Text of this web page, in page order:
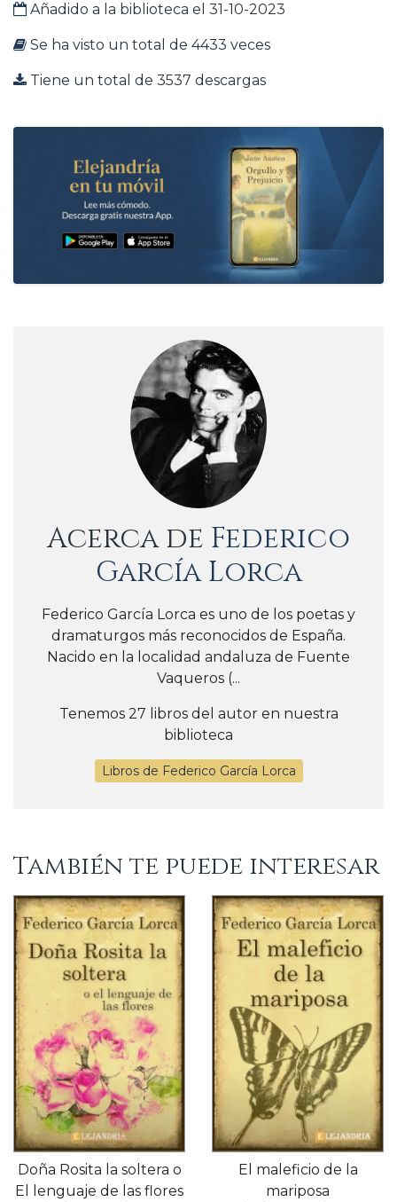
Añadido a la biblioteca el 31-10-2023
Se ha visto un total de 4433 veces
Tiene un total de 3537 descargas
Acerca de Federico
García Lorca
Federico García Lorca es uno de los poetas y
dramaturgos más reconocidos de España.
Nacido en la localidad andaluza de Fuente
Vaqueros (...
Tenemos 27 libros del autor en nuestra
biblioteca
Libros de Federico García Lorca
También te puede interesar
Doña Rosita la soltera o
El lenguaje de las flores
El maleficio de la
mariposa